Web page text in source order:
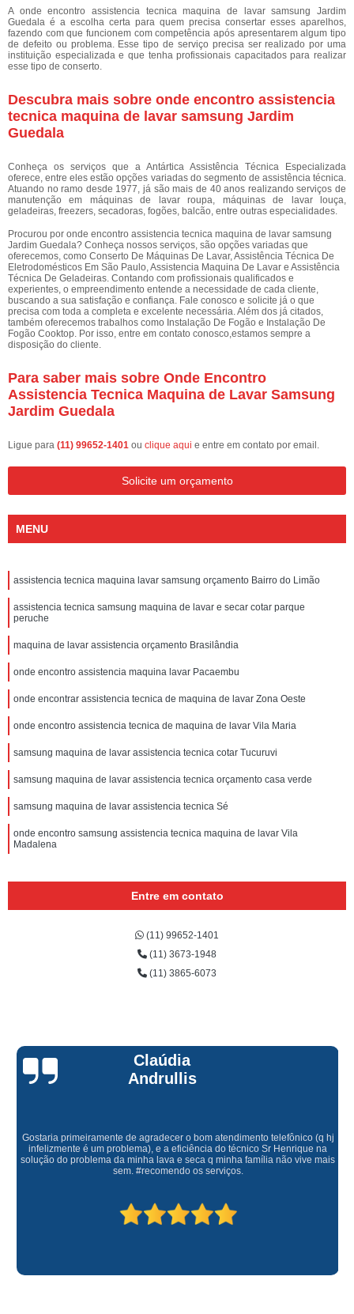
A onde encontro assistencia tecnica maquina de lavar samsung Jardim
Guedala é a escolha certa para quem precisa consertar esses aparelhos,
fazendo com que funcionem com competência após apresentarem algum tipo
de defeito ou problema. Esse tipo de serviço precisa ser realizado por uma
instituição especializada e que tenha profissionais capacitados para realizar
esse tipo de conserto.
Descubra mais sobre onde encontro assistencia
tecnica maquina de lavar samsung Jardim
Guedala
Conheça os serviços que a Antártica Assistência Técnica Especializada
oferece, entre eles estão opções variadas do segmento de assistência técnica.
Atuando no ramo desde 1977, já são mais de 40 anos realizando serviços de
manutenção em máquinas de lavar roupa, máquinas de lavar louça,
geladeiras, freezers, secadoras, fogões, balcão, entre outras especialidades.
Procurou por onde encontro assistencia tecnica maquina de lavar samsung
Jardim Guedala? Conheça nossos serviços, são opções variadas que
oferecemos, como Conserto De Máquinas De Lavar, Assistência Técnica De
Eletrodomésticos Em São Paulo, Assistencia Maquina De Lavar e Assistência
Técnica De Geladeiras. Contando com profissionais qualificados e
experientes, o empreendimento entende a necessidade de cada cliente,
buscando a sua satisfação e confiança. Fale conosco e solicite já o que
precisa com toda a completa e excelente necessária. Além dos já citados,
também oferecemos trabalhos como Instalação De Fogão e Instalação De
Fogão Cooktop. Por isso, entre em contato conosco,estamos sempre a
disposição do cliente.
Para saber mais sobre Onde Encontro
Assistencia Tecnica Maquina de Lavar Samsung
Jardim Guedala
Ligue para (11) 99652-1401 ou clique aqui e entre em contato por email.
Solicite um orçamento
MENU
assistencia tecnica maquina lavar samsung orçamento Bairro do Limão
assistencia tecnica samsung maquina de lavar e secar cotar parque
peruche
maquina de lavar assistencia orçamento Brasilândia
onde encontro assistencia maquina lavar Pacaembu
onde encontrar assistencia tecnica de maquina de lavar Zona Oeste
onde encontro assistencia tecnica de maquina de lavar Vila Maria
samsung maquina de lavar assistencia tecnica cotar Tucuruvi
samsung maquina de lavar assistencia tecnica orçamento casa verde
samsung maquina de lavar assistencia tecnica Sé
onde encontro samsung assistencia tecnica maquina de lavar Vila
Madalena
Entre em contato
(11) 99652-1401
(11) 3673-1948
(11) 3865-6073
Claúdia
Andrullis
Gostaria primeiramente de agradecer o bom atendimento telefônico (q hj
infelizmente é um problema), e a eficiência do técnico Sr Henrique na
solução do problema da minha lava e seca q minha família não vive mais
sem. #recomendo os serviços.